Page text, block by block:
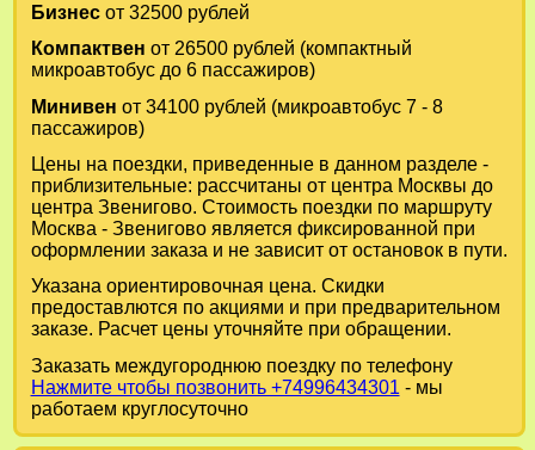
Бизнесот 32500 рублей
Компактвен от 26500 рублей (компактный
микроавтобус до 6 пассажиров)
Минивен от 34100 рублей (микроавтобус 7 - 8
пассажиров)
Цены на поездки, приведенные в данном разделе -
приблизительные: рассчитаны от центра Москвы до
центра Звенигово. Стоимость поездки по маршруту
Москва - Звенигово является фиксированной при
оформлении заказа и не зависит от остановок в пути.
Указана ориентировочная цена. Скидки
предоставлются по акциями и при предварительном
заказе. Расчет цены уточняйте при обращении.
Заказать междугороднюю поездку по телефону
Нажмите чтобы позвонить +74996434301 - мы
работаем круглосуточно